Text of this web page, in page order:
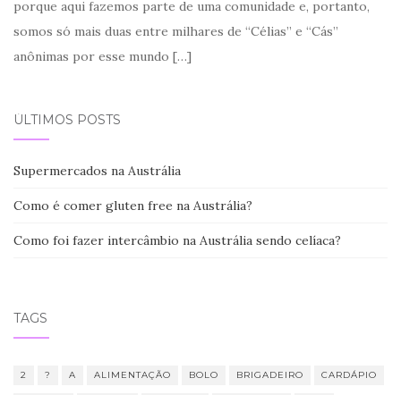
porque aqui fazemos parte de uma comunidade e, portanto,
somos só mais duas entre milhares de “Célias” e “Cás”
anônimas por esse mundo […]
ÚLTIMOS POSTS
Supermercados na Austrália
Como é comer gluten free na Austrália?
Como foi fazer intercâmbio na Austrália sendo celíaca?
TAGS
2 ? A ALIMENTAÇÃO BOLO BRIGADEIRO CARDÁPIO